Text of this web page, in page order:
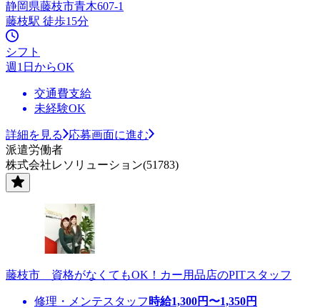
静岡県藤枝市青木607-1
藤枝駅 徒歩15分
シフト
週1日からOK
交通費支給
未経験OK
詳細を見る
応募画面に進む
派遣労働者
株式会社レソリューション(51783)
藤枝市 資格がなくてもOK！カー用品店のPITスタッフ
修理・メンテスタッフ 時給1,300円〜1,350円